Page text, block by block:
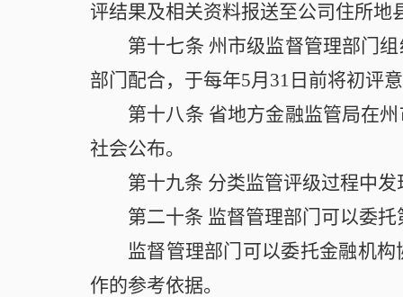
评结果及相关资料报送至公司住所地
第十七条 州市级监督管理部门
部门配合，于每年5月31日前将初评
第十八条 省地方金融监管局在
社会公布。
第十九条 分类监管评级过程中
第二十条 监督管理部门可以委
监督管理部门可以委托金融机
作的参考依据。